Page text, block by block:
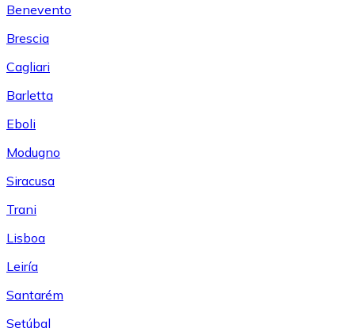
Benevento
Brescia
Cagliari
Barletta
Eboli
Modugno
Siracusa
Trani
Lisboa
Leiría
Santarém
Setúbal